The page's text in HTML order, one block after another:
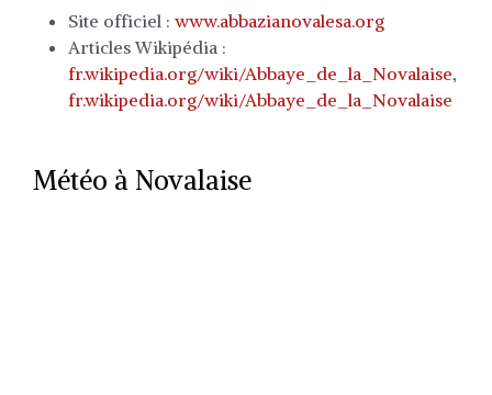
Site officiel : www.abbazianovalesa.org
Articles Wikipédia :
fr.wikipedia.org/wiki/Abbaye_de_la_Novalaise,
fr.wikipedia.org/wiki/Abbaye_de_la_Novalaise
Météo à Novalaise